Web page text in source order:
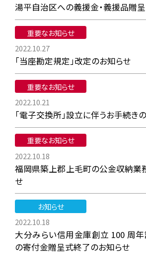
湯平自治区への義援金・義援品贈
重要なお知らせ
2022.10.27
「当座勘定規定」改定のお知らせ
重要なお知らせ
2022.10.21
「電子交換所」設立に伴うお手続き
重要なお知らせ
2022.10.18
福岡県築上郡上毛町の公金収納業
せ
お知らせ
2022.10.18
大分みらい信用金庫創立 100 周
の寄付金贈呈式終了のお知らせ